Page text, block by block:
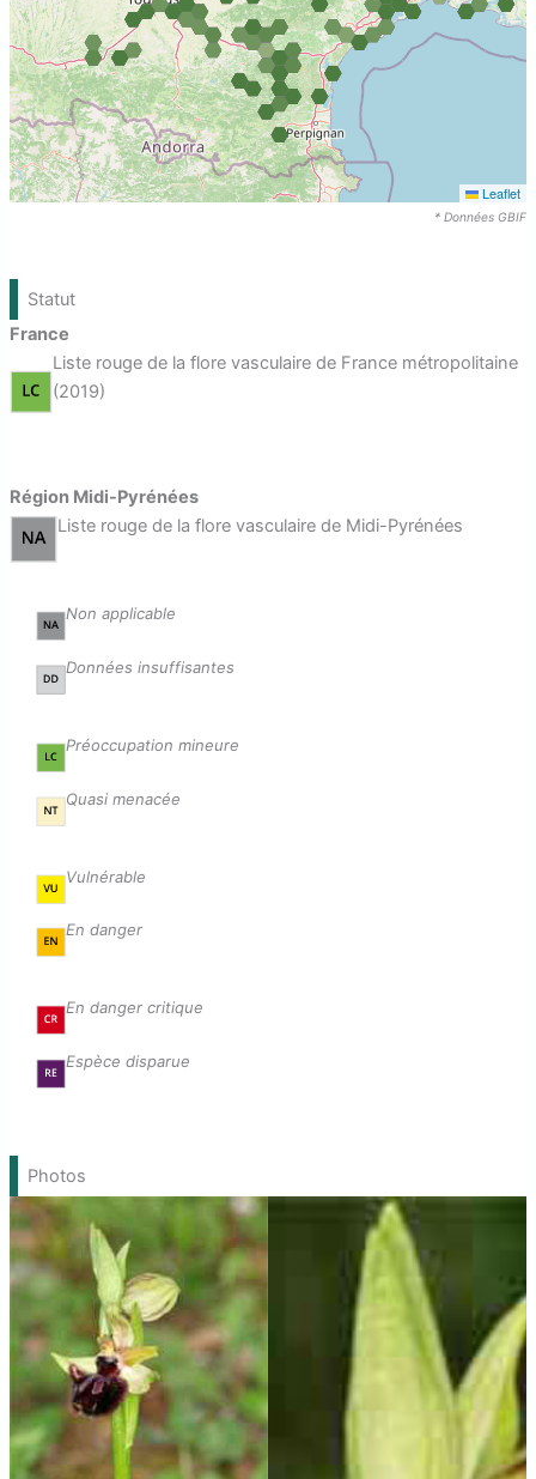
Leaflet
* Données GBIF
Statut
France
Liste rouge de la flore vasculaire de France métropolitaine
(2019)
Région Midi-Pyrénées
Liste rouge de la flore vasculaire de Midi-Pyrénées
Non applicable
Données insuffisantes
Préoccupation mineure
Quasi menacée
Vulnérable
En danger
En danger critique
Espèce disparue
Photos